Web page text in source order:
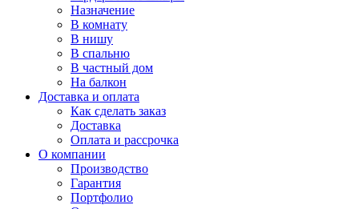
Назначение
В комнату
В нишу
В спальню
В частный дом
На балкон
Доставка и оплата
Как сделать заказ
Доставка
Оплата и рассрочка
О компании
Производство
Гарантия
Портфолио